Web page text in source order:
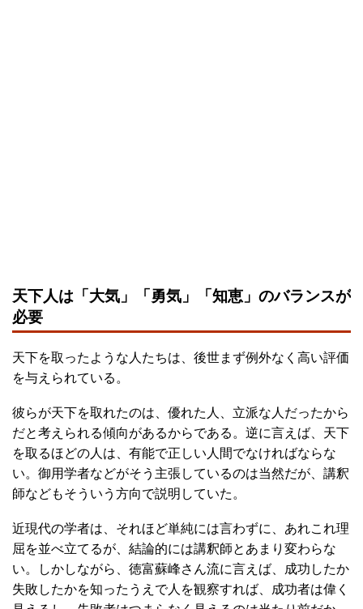
天下人は「大気」「勇気」「知恵」のバランスが
必要
天下を取ったような人たちは、後世まず例外なく高い評価
を与えられている。
彼らが天下を取れたのは、優れた人、立派な人だったから
だと考えられる傾向があるからである。逆に言えば、天下
を取るほどの人は、有能で正しい人間でなければならな
い。御用学者などがそう主張しているのは当然だが、講釈
師などもそういう方向で説明していた。
近現代の学者は、それほど単純には言わずに、あれこれ理
屈を並べ立てるが、結論的には講釈師とあまり変わらな
い。しかしながら、徳富蘇峰さん流に言えば、成功したか
失敗したかを知ったうえで人を観察すれば、成功者は偉く